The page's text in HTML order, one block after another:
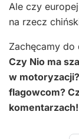
Ale czy
na rzecz
Zachęcamy do
Czy Nio ma
w
flagowcom?
komentarzach!